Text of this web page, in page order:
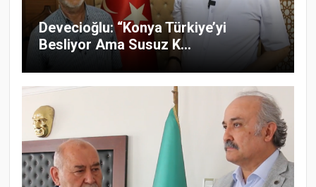
Devecioğlu: “Konya Türkiye’yi
Besliyor Ama Susuz K...